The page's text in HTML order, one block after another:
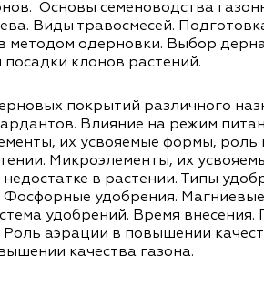
Основы семеноводства
Виды травосмесей.
методом одерновки. Выбор
клонов растений.
покрытий различного
Влияние на режим
их усвояемые формы, роль
Микроэлементы, их
в растении. Типы
удобрения.
удобрений. Время внесения.
аэрации в повышении
качества газона.